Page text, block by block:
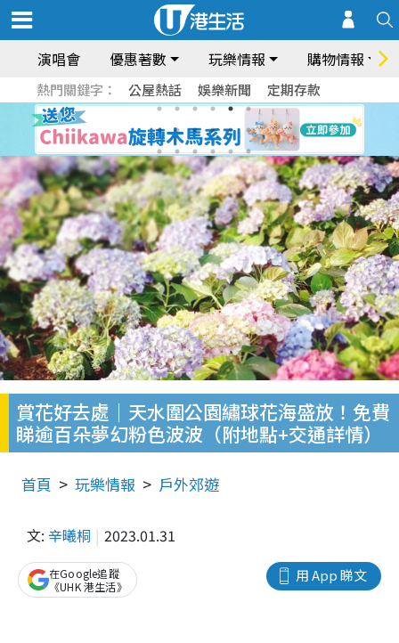
演唱會 優惠著數 玩樂情報 購物情報
熱門關鍵字： 公屋熱話 娛樂新聞 定期存款
賞花好去處｜天水圍公園繡球花海盛放！免費
睇逾百朵夢幻粉色波波（附地點+交通詳情）
首頁 玩樂情報 戶外郊遊
文: 辛曦桐 2023.01.31
用 App 睇文
在Google追蹤
《UHK 港生活》